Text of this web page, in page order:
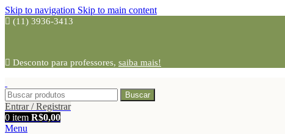
Skip to navigation Skip to main content
(11) 3936-3413
Desconto para professores, saiba mais!
Buscar
Entrar / Registrar
0 item R$0,00
Menu